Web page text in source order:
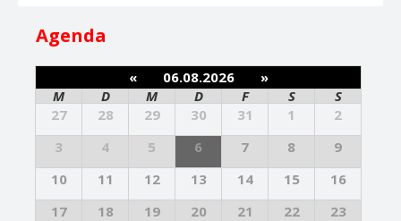
Agenda
« 06.08.2026
»
M
D M D F S
S
27
28 29 30 31 1
2
3
4 5 6 7 8
9
10
11 12 13 14 15
16
17
18 19 20 21 22
23